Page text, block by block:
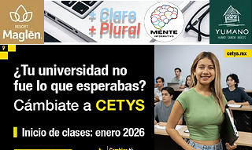
+ Claro
+ Plural